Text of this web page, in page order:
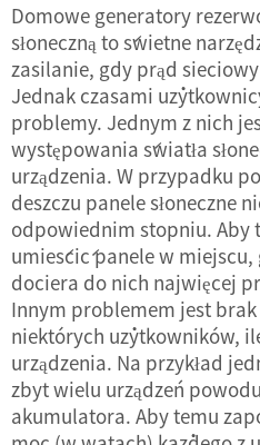
Domowe generatory
słoneczną to świetne
zasilanie, gdy prąd
Jednak czasami
problemy. Jednym z nich
występowania światła
urządzenia. W przypadku
deszczu panele słoneczne
odpowiednim stopniu. Aby
umieścić panele w
dociera do nich najwięcej
Innym problemem jest
niektórych użytkowników,
urządzenia. Na przykład
zbyt wielu urządzeń
akumulatora. Aby temu